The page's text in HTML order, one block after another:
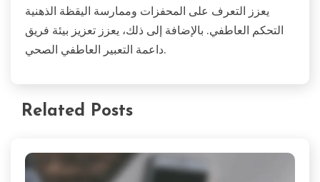
يعزز التعرف على المحفزات وممارسة اليقظة الذهنية
التحكم العاطفي. بالإضافة إلى ذلك، يعزز تعزيز بيئة فريق
داعمة التعبير العاطفي الصحي.
Related Posts